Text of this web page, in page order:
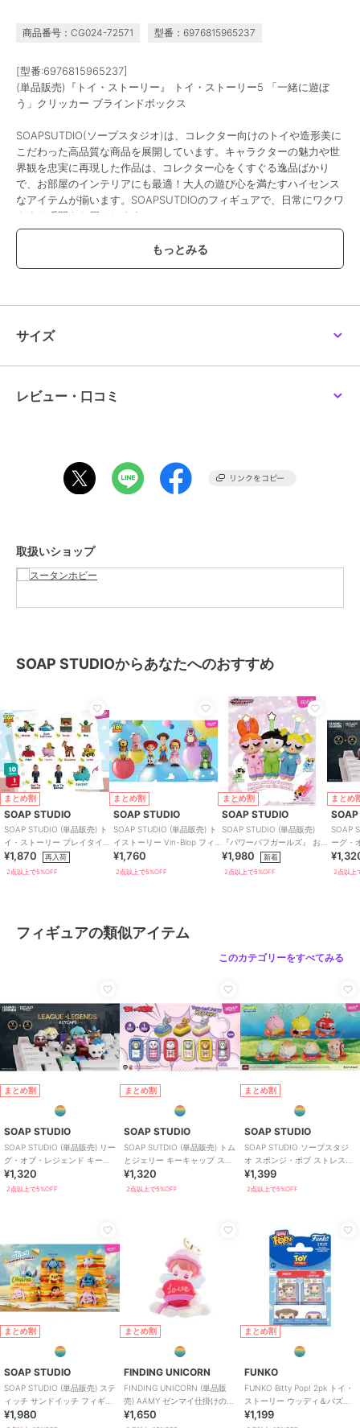
商品番号：CG024-72571 型番：6976815965237
[型番:6976815965237]
(単品販売)『トイ・ストーリー』 トイ・ストーリー5 「一緒に遊ぼ
う」クリッカー ブラインドボックス
SOAPSUTDIO(ソープスタジオ)は、コレクター向けのトイや造形美に
こだわった高品質な商品を展開しています。キャラクターの魅力や世
界観を忠実に再現した作品は、コレクター心をくすぐる逸品ばかり
で、お部屋のインテリアにも最適！大人の遊び心を満たすハイセンス
なアイテムが揃います。SOAPSUTDIOのフィギュアで、日常にワクワ
クする瞬間をお届けします。
※こちらはブラインドボックス商品の単品販売でございます。中身は
ランダムで封入されております。
ブランド
ショップ スータンホビー
商品カテゴリ
ア
メンズ
すべてのフィギュア
サイズ
レビュー・口コミ
取扱いショップ
SOAP STUDIOからあなたへのおすすめ
まとめ割
SOAP STUDIO
SOAP STUDIO (単品販売) ト
イ・ストーリー プレイタイム
クリッカー ブラインド
¥1,870 再入荷
2点以上で5%OFF
まとめ割
SOAP STUDIO
SOAP STUDIO (単品販売) ト
イストーリー Vin-Blop フィ
ギュア ブラインド
¥1,760
2点以上で5%OFF
まとめ割
SOAP STUDIO
SOAP STUDIO (単品販売)
『パワーパフガールズ』 おう
ちほっこり ぬいぐるみ ブラ
インド
¥1,980 新着
2点以上で5%OFF
まとめ
SOAP
ーグ・
キャッ
2点以上
フィギュアの類似アイテム
このカテゴリーをすべてみる
まとめ割
SOAP STUDIO
SOAP STUDIO (単品販売) リー
グ・オブ・レジェンド キーキ
ャップ ブラインドボックス
¥1,320
2点以上で5%OFF
まとめ割
SOAP STUDIO
SOAP SUTDIO (単品販売) トム
とジェリー キーキャップ スト
ラッブ ブラインドボックス
¥1,320
2点以上で5%OFF
まとめ割
SOAP STUDIO
SOAP STUDIO ソープスタジ
オ スポンジ・ボブ ストレスボ
ール ブラインドボックス 雑貨
¥1,399
2点以上で5%OFF
まとめ割
SOAP STUDIO
SOAP STUDIO (単品販売) ステ
ィッチ サンドイッチ フィギュ
ア ブラインドボックス
¥1,980
まとめ割
FINDING UNICORN
FINDING UNICORN (単品販
売) AAMY ゼンマイ仕掛けのお
¥1,650
まとめ割
FUNKO
FUNKO Bitty Pop! 2pk トイ・
ストーリー ウッディ＆バズ・
ライトイヤー
¥1,199